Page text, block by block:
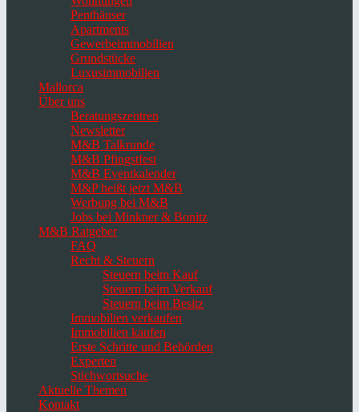
Penthäuser
Apartments
Gewerbeimmobilien
Grundstücke
Luxusimmobilien
Mallorca
Über uns
Beratungszentren
Newsletter
M&B Talkrunde
M&B Pfingstfest
M&B Eventkalender
M&P heißt jetzt M&B
Werbung bei M&B
Jobs bei Minkner & Bonitz
M&B Ratgeber
FAQ
Recht & Steuern
Steuern beim Kauf
Steuern beim Verkauf
Steuern beim Besitz
Immobilien verkaufen
Immobilien kaufen
Erste Schritte und Behörden
Experten
Stichwortsuche
Aktuelle Themen
Kontakt